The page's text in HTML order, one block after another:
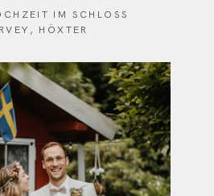
IM SCHLOSS
HÖXTER